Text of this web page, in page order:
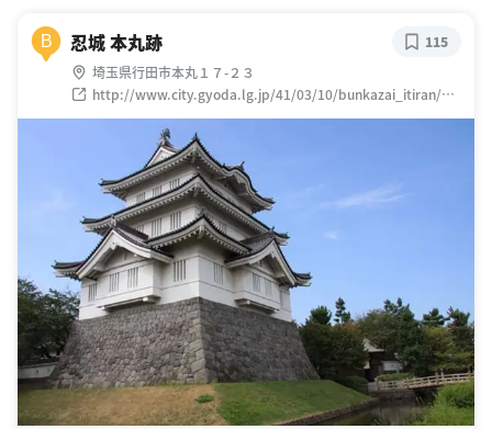
B 忍城 本丸跡
埼玉県行田市本丸１７-２３
http://www.city.gyoda.lg.jp/41/03/10/bunkazai_itiran/osi
jyouato.html
115